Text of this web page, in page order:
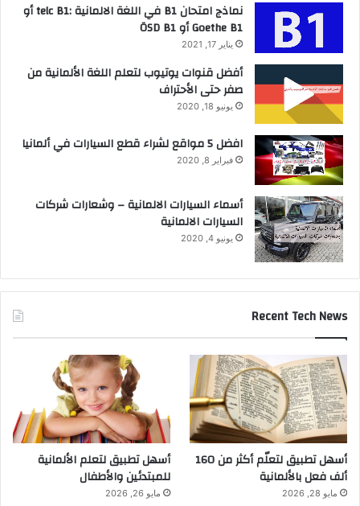
نماذج امتحان B1 في اللغة الالمانية :telc B1 أو
Goethe B1 أو ÖSD B1
يناير 17, 2021
أفضل قنوات يوتيوب لتعلم اللغة الألمانية من
صفر حتى الأحتراف
يونيو 18, 2020
افضل 5 مواقع لشراء قطع السيارات في ألمانيا
فبراير 8, 2020
أسماء السيارات الالمانية – وشعارات شركات
السيارات الالمانية
يونيو 4, 2020
Recent Tech News
أسهل تطبيق لتعلّم أكثر من 160
ألف فعل بالألمانية
مايو 28, 2026
أسهل تطبيق لتعلم الألمانية
للمبتدئين والأطفال
مايو 26, 2026